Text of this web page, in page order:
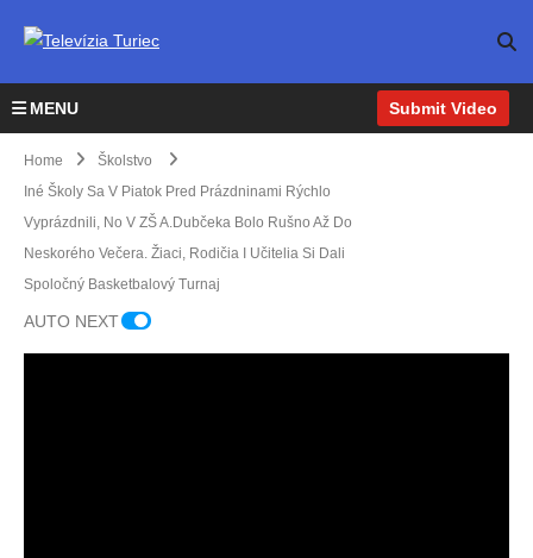
MENU Submit Video
Home
Školstvo
Iné Školy Sa V Piatok Pred Prázdninami Rýchlo
Vyprázdnili, No V ZŠ A.Dubčeka Bolo Rušno Až Do
Neskorého Večera. Žiaci, Rodičia I Učitelia Si Dali
Spoločný Basketbalový Turnaj
AUTO NEXT